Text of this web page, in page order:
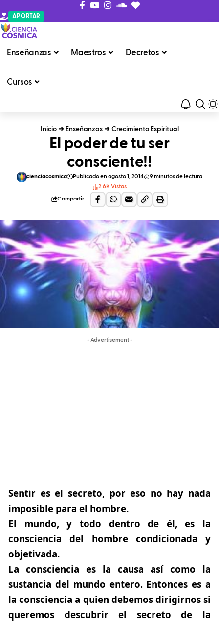
APORTAR
Enseñanzas Maestros Decretos
Cursos
Inicio➜ Enseñanzas➜ Crecimiento Espiritual
El poder de tu ser
consciente!!
cienciacosmica Publicado en agosto 1, 2014
9 minutos de lectura
2.6K Vistas
Compartir
- Advertisement -
Sentir es el secreto, por eso no hay nada
imposible para el hombre.
El mundo, y todo dentro de él, es la
consciencia del hombre condicionada y
objetivada.
La consciencia es la causa así como la
sustancia del mundo entero. Entonces es a
la consciencia a quien debemos dirigirnos si
queremos descubrir el secreto de la